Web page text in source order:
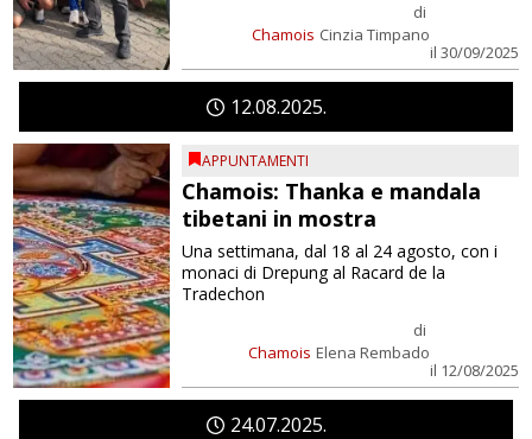
Chamois
di
Cinzia Timpano
il 30/09/2025
1208 2025
APPUNTAMENTI
Chamois: Thanka e mandala
tibetani in mostra
Chamois
di
Elena Rembado
il 12/08/2025
Una settimana, dal 18 al 24 agosto, con i
monaci di Drepung al Racard de la
Tradechon
2407 2025